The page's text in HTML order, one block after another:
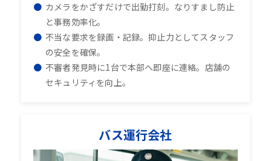
カメラをかざすだけで出勤打刻。なりすまし防止
と事務効率化。
不当な要求を録画・記録。抑止力としてスタッフ
の安全を確保。
不審者発見時に1台で本部へ即座に連絡。店舗の
セキュリティを向上。
バス運行会社